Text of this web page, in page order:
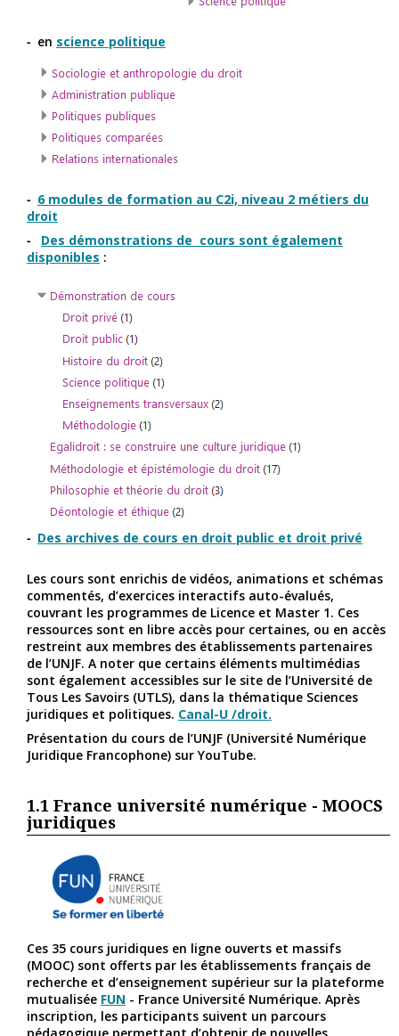
en science politique
6 modules de formation au C2i, niveau 2 métiers du
droit
Des démonstrations de cours sont également
disponibles :
Des archives de cours en droit public et droit privé
Les cours sont enrichis de vidéos, animations et schémas
commentés, d’exercices interactifs auto-évalués,
couvrant les programmes de Licence et Master 1. Ces
ressources sont en libre accès pour certaines, ou en accès
restreint aux membres des établissements partenaires
de l’UNJF. A noter que certains éléments multimédias
sont également accessibles sur le site de l’Université de
Tous Les Savoirs (UTLS), dans la thématique Sciences
juridiques et politiques. Canal-U /droit.
Présentation du cours de l’UNJF (Université Numérique
Juridique Francophone) sur YouTube.
1.1 France université numérique - MOOCS
juridiques
Ces 35 cours juridiques en ligne ouverts et massifs
(MOOC) sont offerts par les établissements français de
recherche et d’enseignement supérieur sur la plateforme
mutualisée FUN - France Université Numérique. Après
inscription, les participants suivent un parcours